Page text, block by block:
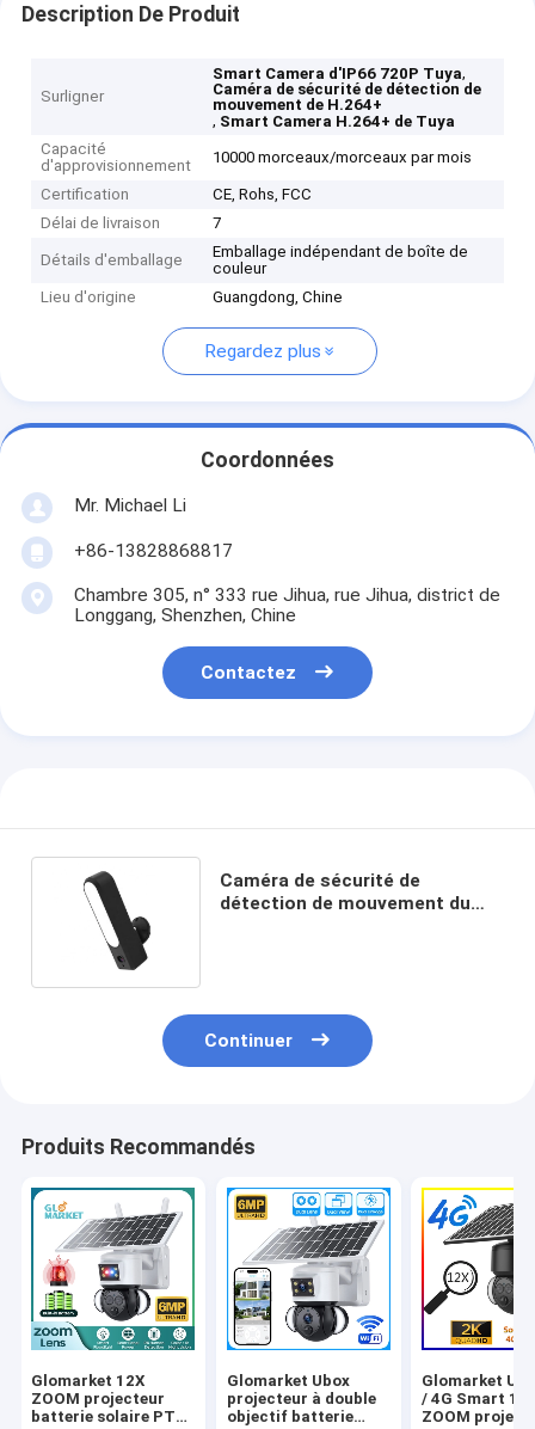
Description De Produit
Surligner
Smart Camera d'IP66 720P Tuya,
Caméra de sécurité de détection de
mouvement de H.264+
, Smart Camera H.264+ de Tuya
Capacité
d'approvisionnement
10000 morceaux/morceaux par mois
Certification
CE, Rohs, FCC
Délai de livraison
7
Détails d'emballage
Emballage indépendant de boîte de
couleur
Lieu d'origine
Guangdong, Chine
Regardez plus
Coordonnées
Mr. Michael Li
+86-13828868817
Chambre 305, n° 333 rue Jihua, rue Jihua, district de
Longgang, Shenzhen, Chine
Contactez
Caméra de sécurité de
détection de mouvement du
Continuer
Produits Recommandés
Glomarket 12X
ZOOM projecteur
batterie solaire PTZ
Glomarket Ubox
projecteur à double
objectif batterie
Glomarket
/ 4G Smart
ZOOM